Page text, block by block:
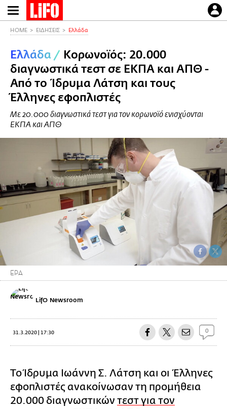
Παράκαμψη
προς
περιεχόμενο
HOME ΕΙΔΗΣΕΙΣ Ελλάδα
Ελλάδα / Κορωνοϊός: 20.000
διαγνωστικά τεστ σε ΕΚΠΑ και ΑΠΘ -
Από το Ίδρυμα Λάτση και τους
Έλληνες εφοπλιστές
Με 20.000 διαγνωστικά τεστ για τον κορωνοϊό ενισχύονται
ΕΚΠΑ και ΑΠΘ
EPA
LifO Newsroom
31.3.2020 | 17:30 0
Το Ίδρυμα Ιωάννη Σ. Λάτση και οι Έλληνες
εφοπλιστές ανακοίνωσαν τη προμήθεια
20.000 διαγνωστικών τεστ για τον